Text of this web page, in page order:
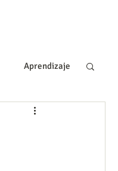
Aprendizaje